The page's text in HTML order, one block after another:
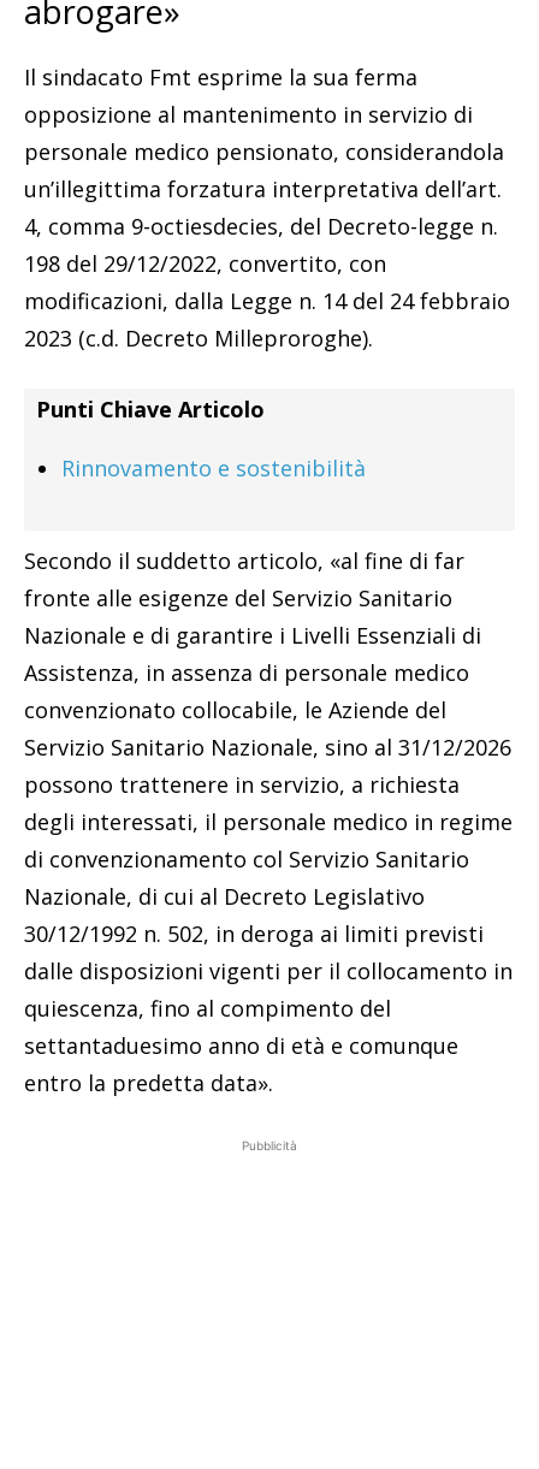
abrogare»
Il sindacato Fmt esprime la sua ferma
opposizione al mantenimento in servizio di
personale medico pensionato, considerandola
un’illegittima forzatura interpretativa dell’art.
4, comma 9-octiesdecies, del Decreto-legge n.
198 del 29/12/2022, convertito, con
modificazioni, dalla Legge n. 14 del 24 febbraio
2023 (c.d. Decreto Milleproroghe).
Punti Chiave Articolo
Rinnovamento e sostenibilità
Secondo il suddetto articolo, «al fine di far
fronte alle esigenze del Servizio Sanitario
Nazionale e di garantire i Livelli Essenziali di
Assistenza, in assenza di personale medico
convenzionato collocabile, le Aziende del
Servizio Sanitario Nazionale, sino al 31/12/2026
possono trattenere in servizio, a richiesta
degli interessati, il personale medico in regime
di convenzionamento col Servizio Sanitario
Nazionale, di cui al Decreto Legislativo
30/12/1992 n. 502, in deroga ai limiti previsti
dalle disposizioni vigenti per il collocamento in
quiescenza, fino al compimento del
settantaduesimo anno di età e comunque
entro la predetta data».
Pubblicità